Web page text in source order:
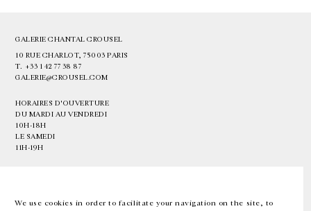
We use cookies in order to facilitate your navigation on the site, to
GALERIE CHANTAL CROUSEL
10 RUE CHARLOT, 75003 PARIS
T. +33 1 42 77 38 87
GALERIE@CROUSEL.COM
HORAIRES D'OUVERTURE
DU MARDI AU VENDREDI
10H-18H
LE SAMEDI
11H-19H